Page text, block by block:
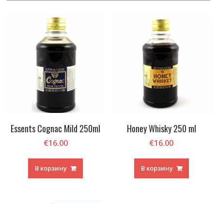
Essents Cognac Mild 250ml
€16.00
В корзину
Honey Whisky 250 ml
€16.00
В корзину